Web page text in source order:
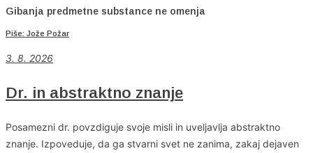
Gibanja predmetne substance ne omenja
Piše: Jože Požar
3. 8. 2026
Dr. in abstraktno znanje
Posamezni dr. povzdiguje svoje misli in uveljavlja abstraktno
znanje. Izpoveduje, da ga stvarni svet ne zanima, zakaj dejaven